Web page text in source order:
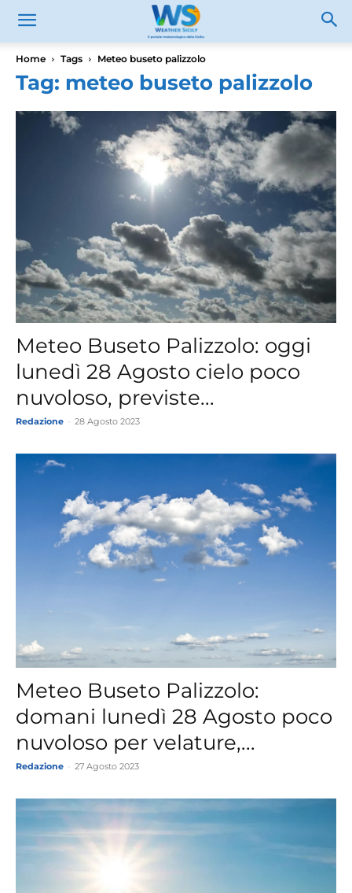
Home Tags Meteo buseto palizzolo
Tag: meteo buseto palizzolo
Meteo Buseto Palizzolo: oggi
lunedì 28 Agosto cielo poco
nuvoloso, previste...
Redazione 28 Agosto 2023
Meteo Buseto Palizzolo:
domani lunedì 28 Agosto poco
nuvoloso per velature,...
Redazione 27 Agosto 2023